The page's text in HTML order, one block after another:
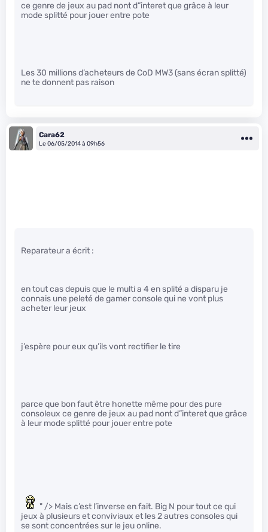
ce genre de jeux au pad nont d”interet que grâce à leur
mode splitté pour jouer entre pote
Les 30 millions d’acheteurs de CoD MW3 (sans écran splitté)
ne te donnent pas raison
Cara62
Le 06/05/2014 à 09h56
Reparateur a écrit :
en tout cas depuis que le multi a 4 en splité a disparu je
connais une peleté de gamer console qui ne vont plus
acheter leur jeux
j’espère pour eux qu’ils vont rectifier le tire
parce que bon faut être honette même pour des pure
consoleux ce genre de jeux au pad nont d”interet que grâce
à leur mode splitté pour jouer entre pote
" /> Mais c’est l’inverse en fait. Big N pour tout ce qui
jeux à plusieurs et conviviaux et les 2 autres consoles qui
se sont concentrées sur le jeu online.